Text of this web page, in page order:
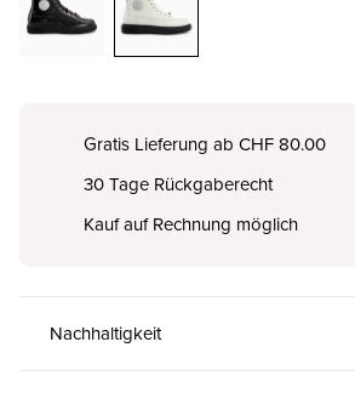
Gratis Lieferung ab CHF 80.00
30 Tage Rückgaberecht
Kauf auf Rechnung möglich
Nachhaltigkeit